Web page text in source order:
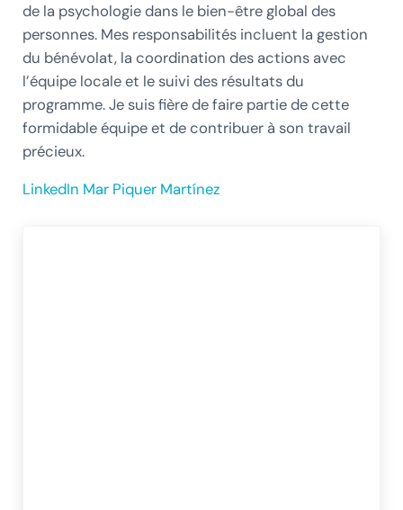
de la psychologie dans le bien-être global des
personnes. Mes responsabilités incluent la gestion
du bénévolat, la coordination des actions avec
l’équipe locale et le suivi des résultats du
programme. Je suis fière de faire partie de cette
formidable équipe et de contribuer à son travail
précieux.
LinkedIn Mar Piquer Martínez